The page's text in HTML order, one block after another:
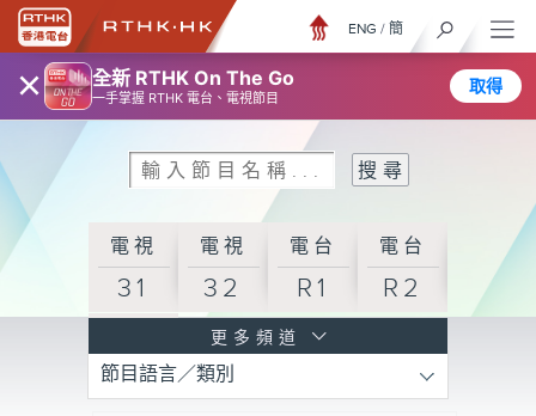
× 全新 RTHK On The Go
一手掌握 RTHK 電台、電視節目
取得
ENG / 簡
電視
31
電視
32
電台
R1
電台
R2
R3
更多頻道
節目語言／類別